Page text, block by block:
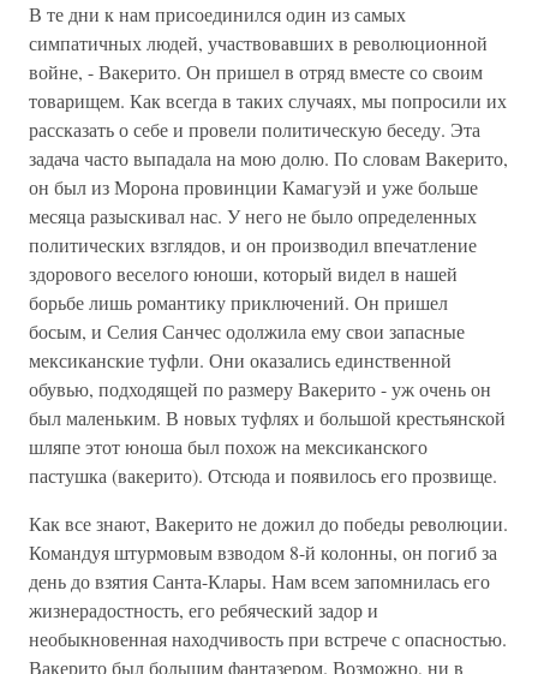
В те дни к нам присоединился один из самых
симпатичных людей, участвовавших в революционной
войне, - Вакерито. Он пришел в отряд вместе со своим
товарищем. Как всегда в таких случаях, мы попросили их
рассказать о себе и провели политическую беседу. Эта
задача часто выпадала на мою долю. По словам Вакерито,
он был из Морона провинции Камагуэй и уже больше
месяца разыскивал нас. У него не было определенных
политических взглядов, и он производил впечатление
здорового веселого юноши, который видел в нашей
борьбе лишь романтику приключений. Он пришел
босым, и Селия Санчес одолжила ему свои запасные
мексиканские туфли. Они оказались единственной
обувью, подходящей по размеру Вакерито - уж очень он
был маленьким. В новых туфлях и большой крестьянской
шляпе этот юноша был похож на мексиканского
пастушка (вакерито). Отсюда и появилось его прозвище.
Как все знают, Вакерито не дожил до победы революции.
Командуя штурмовым взводом 8-й колонны, он погиб за
день до взятия Санта-Клары. Нам всем запомнилась его
жизнерадостность, его ребяческий задор и
необыкновенная находчивость при встрече с опасностью.
Вакерито был большим фантазером. Возможно, ни в